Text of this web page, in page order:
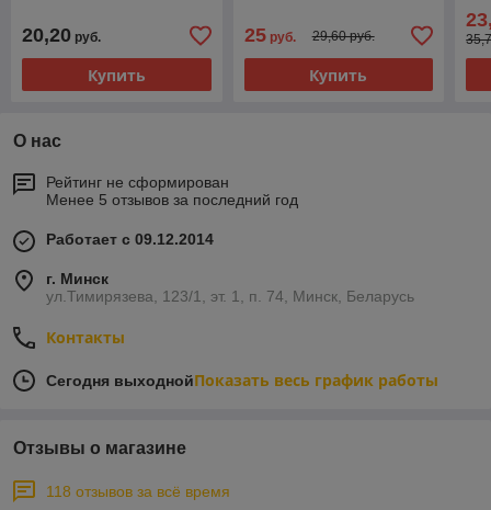
20,20 руб.
Купить
25руб. 29,60 руб.
Купить
О нас
Рейтинг не сформирован
Менее 5 отзывов за последний год
Работает с 09.12.2014
г. Минск
ул.Тимирязева, 123/1, эт. 1, п. 74, Минск, Беларусь
Контакты
Сегодня выходнойПоказать весь график работы
Отзывы о магазине
118 отзывов за всё время